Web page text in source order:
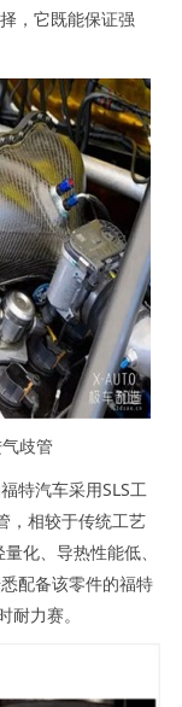
，它既能保证强
歧管
特汽车采用SLS工
，相较于传统工艺
化、导热性能低、
配备该零件的福特
力赛。